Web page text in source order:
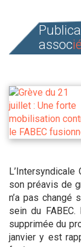
assoc
L’Intersyndicale
son préavis de
n’a pas
sein du
supprimée du
janvier y est